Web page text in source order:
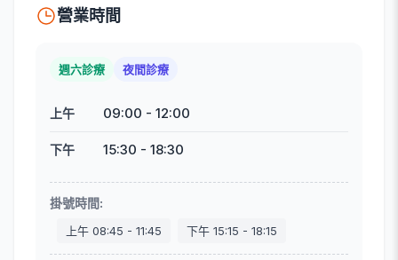
營業時間
週六診療 夜間診療
上午 09:00 - 12:00
下午 15:30 - 18:30
掛號時間:
上午 08:45 - 11:45 下午 15:15 - 18:15